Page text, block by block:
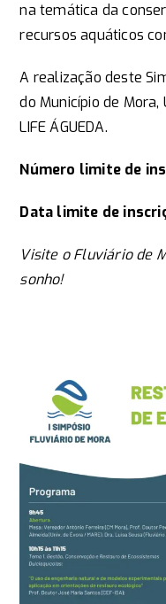
na temática da
recursos aquáticos
A realização deste
do Município de Mora,
LIFE ÁGUEDA.
Número limite de
Data limite de
Visite o Fluviário de
sonho!​